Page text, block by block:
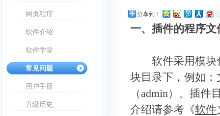
网页程序
软件介绍
软件学堂
常见问题
用户手册
升级历史
分享到：
一、插件的程序
软件采用模块化
块目录下，例如
（admin）、插件
介绍请参考《软件